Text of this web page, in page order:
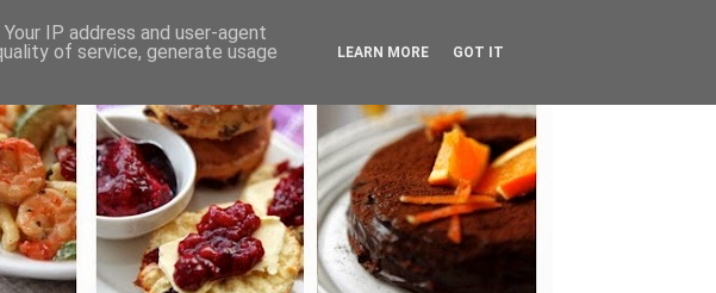
IP address and user-agent
of service, generate usage
LEARN MORE GOT IT